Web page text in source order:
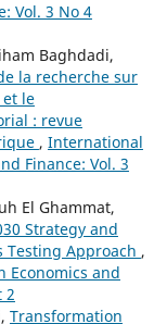
Vol. 3 No 4
Baghdadi,
la recherche sur
le
: revue
, International
Finance: Vol. 3
El Ghammat,
Strategy and
Testing Approach ,
Economics and
2
Transformation